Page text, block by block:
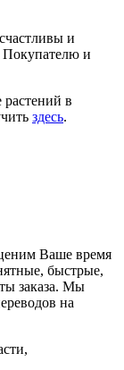
и
и
в
здесь.
Ваше время
быстрые,
заказа. Мы
на